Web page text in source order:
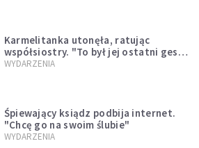
Karmelitanka utonęła, ratując
współsiostry. "To był jej ostatni gest
miłości"
WYDARZENIA
Śpiewający ksiądz podbija internet.
"Chcę go na swoim ślubie"
WYDARZENIA